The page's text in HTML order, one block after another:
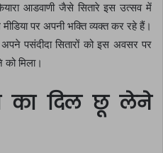
आडवाणी जैसे सितारे इस उत्सव में
पर अपनी भक्ति व्यक्त कर रहे हैं।
पसंदीदा सितारों को इस अवसर पर
को मिला।
का दिल छू लेने